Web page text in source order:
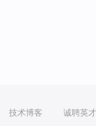
技术博客 诚聘英才